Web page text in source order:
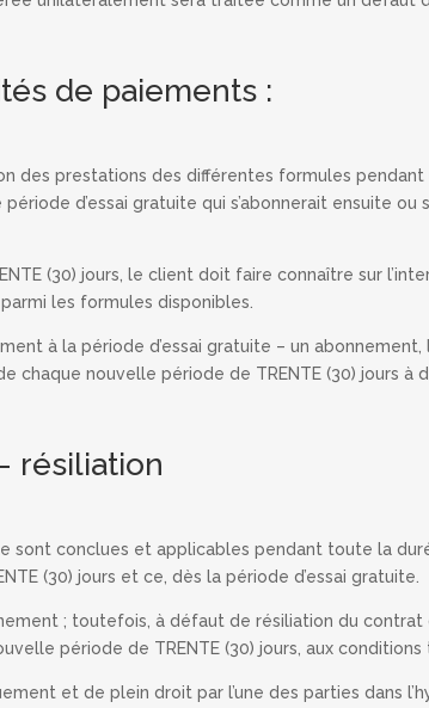
de paiements :
des prestations des différentes formules pendant
d’essai gratuite qui s’abonnerait ensuite
(30) jours, le client doit faire connaître sur
les formules disponibles.
à la période d’essai gratuite – un
chaque nouvelle période de TRENTE (30) jours à
résiliation
conclues et applicables pendant toute la
(30) jours et ce, dès la période d’essai gratuite.
; toutefois, à défaut de résiliation du contrat
période de TRENTE (30) jours, aux
et de plein droit par l’une des parties dans